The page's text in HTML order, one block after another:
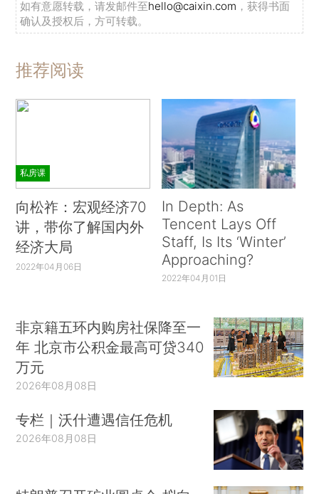
如有意愿转载，请发邮件至hello@caixin.com ，获得书面
确认及授权后，方可转载。
推荐阅读
私房课
向松祚：宏观经济70
讲，带你了解国内外
经济大局
2022年04月06日
In Depth: As
Tencent Lays Off
Staff, Is Its ‘Winter’
Approaching?
2022年04月01日
非京籍五环内购房社保降至一
年 北京市公积金最高可贷340
万元
2026年08月08日
专栏｜沃什遭遇信任危机
2026年08月08日